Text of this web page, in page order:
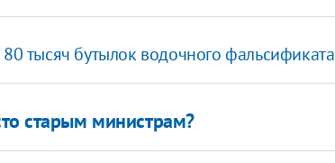
тысяч бутылок водочного фальсификата
старым министрам?